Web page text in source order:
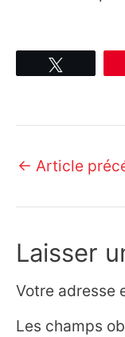
Navigation
← Article
Laisser
Votre adresse
Les champs